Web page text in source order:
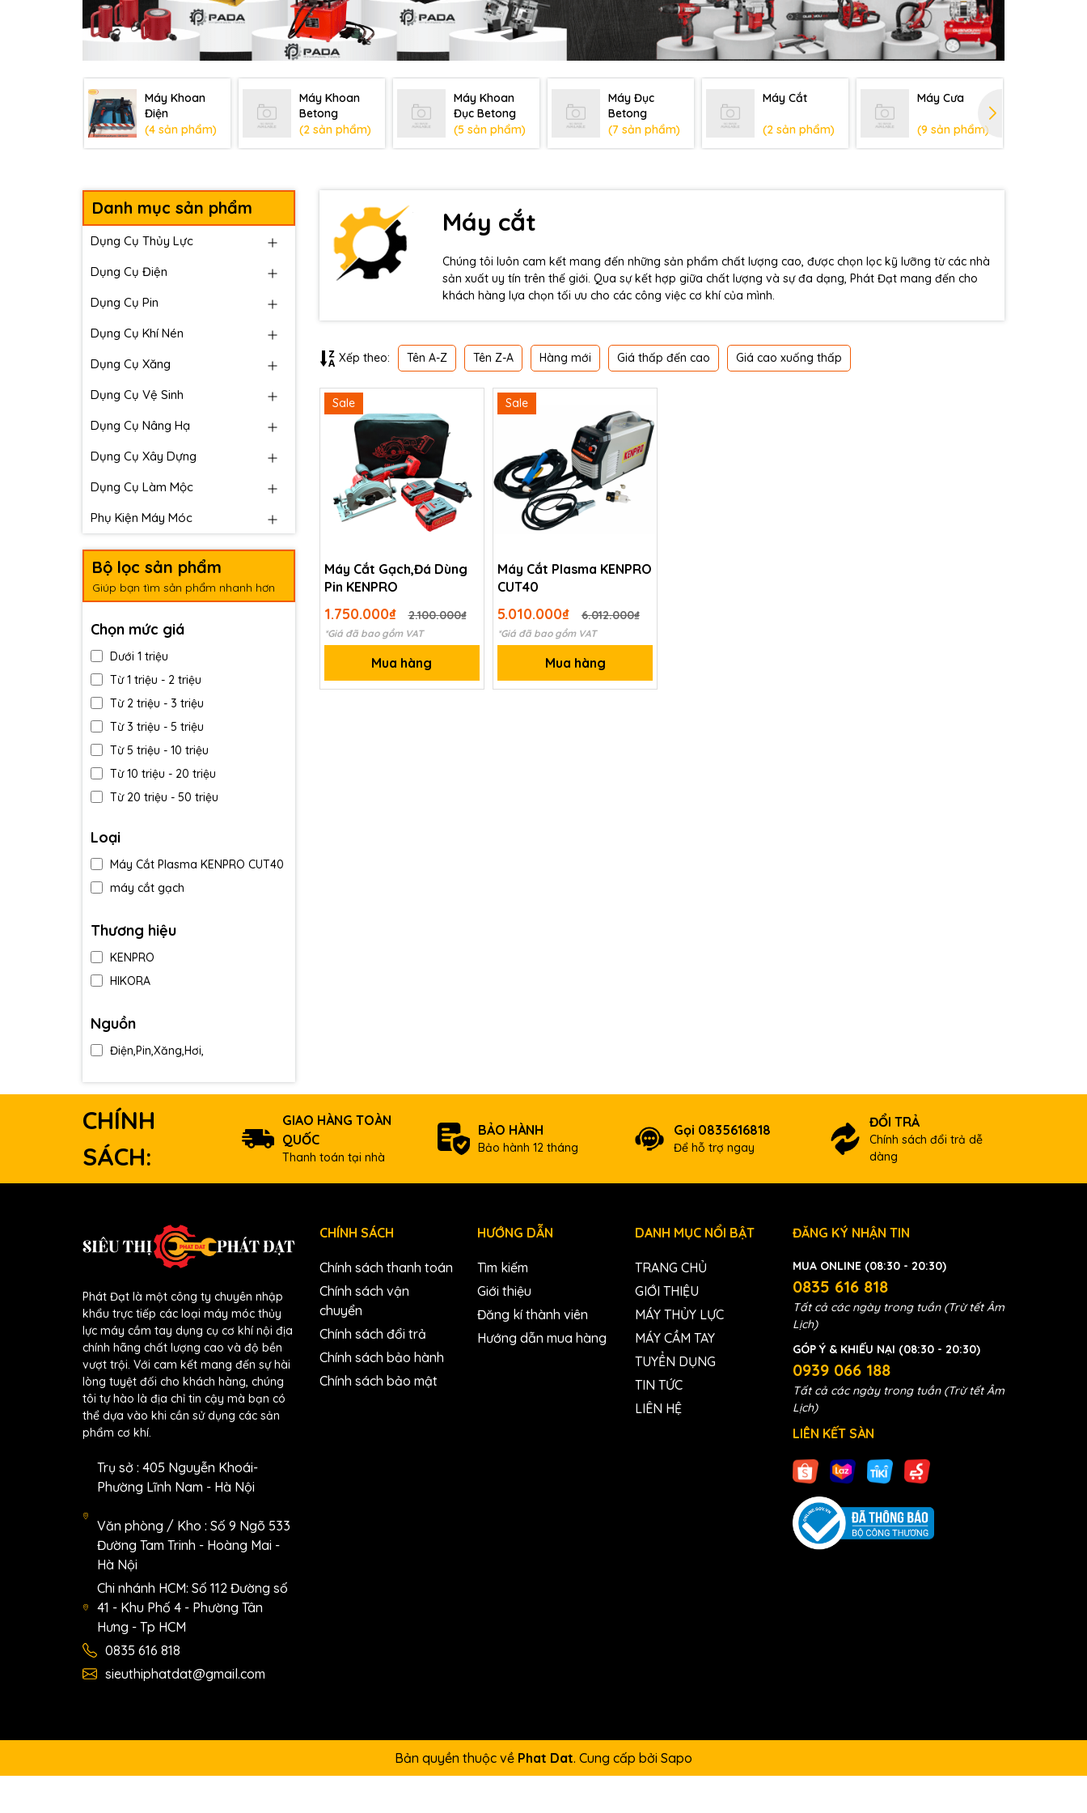
Máy Khoan
Điện
(4 sản phẩm)
Máy Khoan
Betong
(2 sản phẩm)
Máy Khoan
Đục Betong
(5 sản phẩm)
Máy Đục
Betong
(7 sản phẩm)
Máy Cắt
(2 sản phẩm)
Máy Cưa
(9 sản phẩm)
Danh mục sản phẩm
Dụng Cụ Thủy Lực
Dụng Cụ Điện
Dụng Cụ Pin
Dụng Cụ Khí Nén
Dụng Cụ Xăng
Dụng Cụ Vệ Sinh
Dụng Cụ Nâng Hạ
Dụng Cụ Xây Dựng
Dụng Cụ Làm Mộc
Phụ Kiện Máy Móc
Bộ lọc sản phẩm
Giúp bạn tìm sản phẩm nhanh hơn
Chọn mức giá
Dưới 1 triệu
Từ 1 triệu - 2 triệu
Từ 2 triệu - 3 triệu
Từ 3 triệu - 5 triệu
Từ 5 triệu - 10 triệu
Từ 10 triệu - 20 triệu
Từ 20 triệu - 50 triệu
Loại
Máy Cắt Plasma KENPRO CUT40
máy cắt gạch
Thương hiệu
KENPRO
HIKORA
Nguồn
Điện,Pin,Xăng,Hơi,
Máy cắt
Chúng tôi luôn cam kết mang đến những sản phẩm chất lượng cao, được chọn lọc kỹ lưỡng từ các nhà
sản xuất uy tín trên thế giới. Qua sự kết hợp giữa chất lượng và sự đa dạng, Phát Đạt mang đến cho
khách hàng lựa chọn tối ưu cho các công việc cơ khí của mình.
Xếp theo: Tên A-Z Tên Z-A Hàng mới Giá thấp đến cao Giá cao xuống thấp
Sale
Máy Cắt Gạch,Đá Dùng
Pin KENPRO
1.750.000₫ 2.100.000₫
*Giá đã bao gồm VAT
Mua hàng
Sale
Máy Cắt Plasma KENPRO
CUT40
5.010.000₫ 6.012.000₫
*Giá đã bao gồm VAT
Mua hàng
CHÍNH
SÁCH:
GIAO HÀNG TOÀN
QUỐC
Thanh toán tại nhà
BẢO HÀNH
Bảo hành 12 tháng
Gọi 0835616818
Để hỗ trợ ngay
ĐỔI TRẢ
Chính sách đổi trả dễ
dàng
Phát Đạt là một công ty chuyên nhập
khẩu trực tiếp các loại máy móc thủy
lực máy cầm tay dụng cụ cơ khí nội địa
chính hãng chất lượng cao và độ bền
vượt trội. Với cam kết mang đến sự hài
lòng tuyệt đối cho khách hàng, chúng
tôi tự hào là địa chỉ tin cậy mà bạn có
thể dựa vào khi cần sử dụng các sản
phẩm cơ khí.
Trụ sở : 405 Nguyễn Khoái-
Phường Lĩnh Nam - Hà Nội
Văn phòng / Kho : Số 9 Ngõ 533
Đường Tam Trinh - Hoàng Mai -
Hà Nội
Chi nhánh HCM: Số 112 Đường số
41 - Khu Phố 4 - Phường Tân
Hưng - Tp HCM
0835 616 818
sieuthiphatdat@gmail.com
CHÍNH SÁCH
Chính sách thanh toán
Chính sách vận
chuyển
Chính sách đổi trả
Chính sách bảo hành
Chính sách bảo mật
HƯỚNG DẪN
Tìm kiếm
Giới thiệu
Đăng kí thành viên
Hướng dẫn mua hàng
DANH MỤC NỔI BẬT
TRANG CHỦ
GIỚI THIỆU
MÁY THỦY LỰC
MÁY CẦM TAY
TUYỂN DỤNG
TIN TỨC
LIÊN HỆ
ĐĂNG KÝ NHẬN TIN
MUA ONLINE (08:30 - 20:30)
0835 616 818
Tất cả các ngày trong tuần (Trừ tết Âm
Lịch)
GÓP Ý & KHIẾU NẠI (08:30 - 20:30)
0939 066 188
Tất cả các ngày trong tuần (Trừ tết Âm
Lịch)
LIÊN KẾT SÀN
Bản quyền thuộc về Phat Dat. Cung cấp bởi Sapo